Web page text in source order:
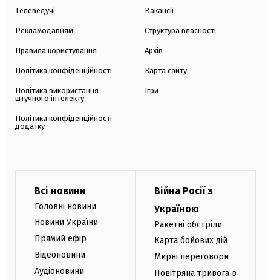
Телеведучі
Рекламодавцям
Правила користування
Політика конфіденційності
Політика використання
штучного інтелекту
Політика конфіденційності
додатку
Вакансії
Структура власності
Архів
Карта сайту
Ігри
Всі новини
Головні новини
Новини України
Прямий ефір
Відеоновини
Аудіоновини
Війна Росії з
Україною
Ракетні обстріли
Карта бойових дій
Мирні переговори
Повітряна тривога в